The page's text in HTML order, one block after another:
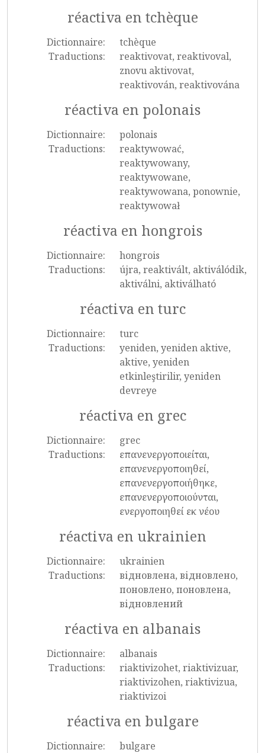
réactiva en tchèque
Dictionnaire:
tchèque
Traductions:
reaktivovat, reaktivoval,
znovu aktivovat,
reaktivován, reaktivována
réactiva en polonais
Dictionnaire:
polonais
Traductions:
reaktywować,
reaktywowany,
reaktywowane,
reaktywowana, ponownie,
reaktywował
réactiva en hongrois
Dictionnaire:
hongrois
Traductions:
újra, reaktivált, aktiválódik,
aktiválni, aktiválható
réactiva en turc
Dictionnaire:
turc
Traductions:
yeniden, yeniden aktive,
aktive, yeniden
etkinleştirilir, yeniden
devreye
réactiva en grec
Dictionnaire:
grec
Traductions:
επανενεργοποιείται,
επανενεργοποιηθεί,
επανενεργοποιήθηκε,
επανενεργοποιούνται,
ενεργοποιηθεί εκ νέου
réactiva en ukrainien
Dictionnaire:
ukrainien
Traductions:
відновлена, відновлено,
поновлено, поновлена,
відновлений
réactiva en albanais
Dictionnaire:
albanais
Traductions:
riaktivizohet, riaktivizuar,
riaktivizohen, riaktivizua,
riaktivizoi
réactiva en bulgare
Dictionnaire:
bulgare